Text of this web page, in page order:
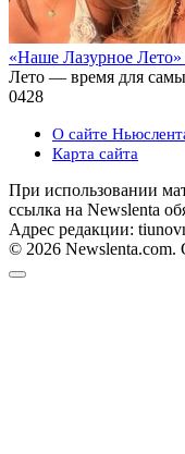
«Наше Лазурное
Лето — время для
0428
О сайте
Карта сайта
При использовании
ссылка на Newslenta
Адрес редакции:
© 2026 Newslenta.com.